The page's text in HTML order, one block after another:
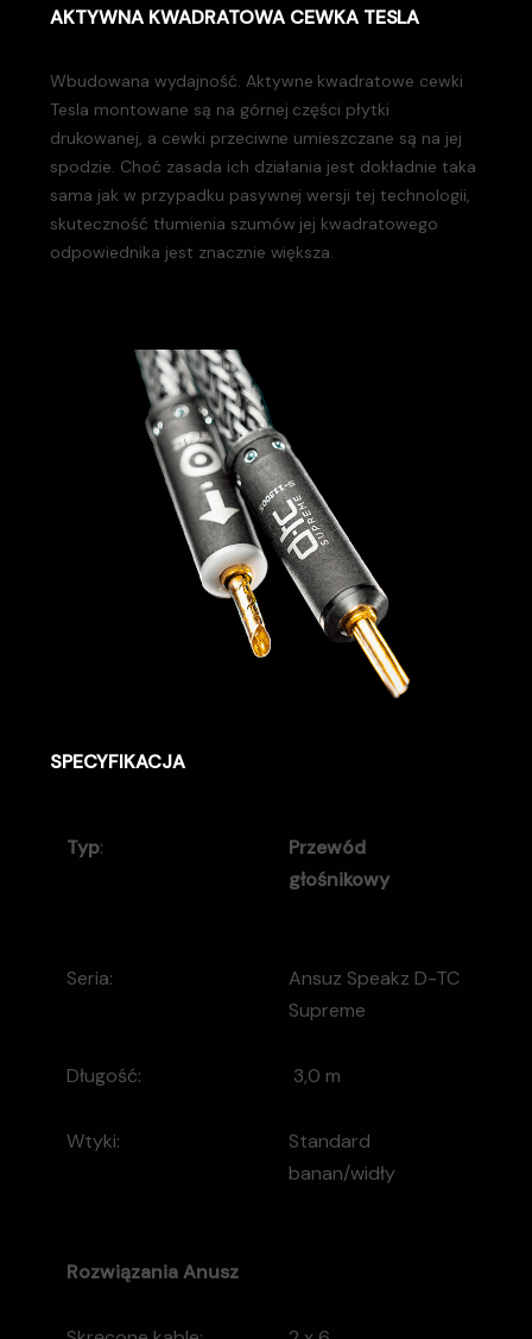
AKTYWNA KWADRATOWA CEWKA TESLA
Wbudowana wydajność. Aktywne kwadratowe cewki
Tesla montowane są na górnej części płytki
drukowanej, a cewki przeciwne umieszczane są na jej
spodzie. Choć zasada ich działania jest dokładnie taka
sama jak w przypadku pasywnej wersji tej technologii,
skuteczność tłumienia szumów jej kwadratowego
odpowiednika jest znacznie większa.
SPECYFIKACJA
Typ:
Przewód
głośnikowy
Seria:
Ansuz Speakz D-TC
Supreme
Długość: 3,0 m
Wtyki:
Standard
banan/widły
RozwiązaniaAnusz